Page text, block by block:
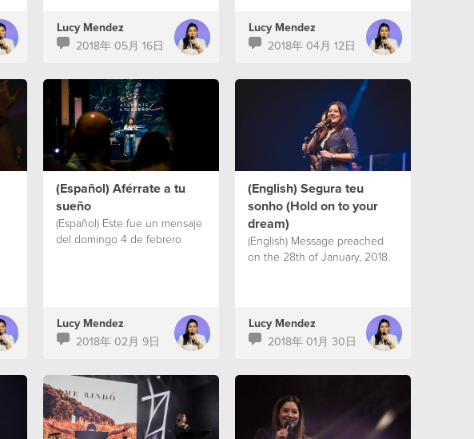
Lucy Mendez
2018年 05月 16日
Lucy Mendez
2018年 04月 12日
(Español) Aférrate a tu
sueño
(Español) Este fue un mensaje
del domingo 4 de febrero
Lucy Mendez
2018年 02月 9日
(English) Segura teu
sonho (Hold on to your
dream)
(English) Message preached
on the 28th of January, 2018.
Lucy Mendez
2018年 01月 30日